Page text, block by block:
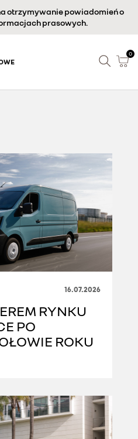
otrzymywanie powiadomień o
prasowych.
0
16.07.2026
RYNKU
PO
ROKU